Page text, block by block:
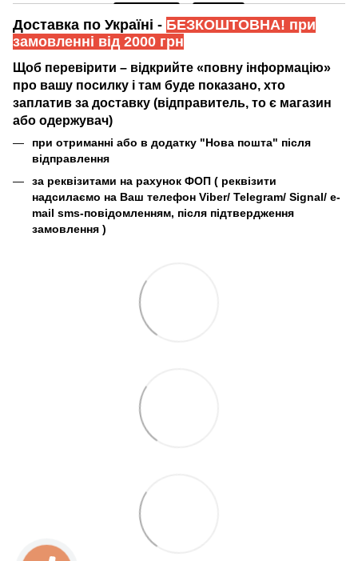
Доставка по Україні - БЕЗКОШТОВНА! при
замовленні від 2000 грн
Щоб перевірити – відкрийте «повну інформацію»
про вашу посилку і там буде показано, хто
заплатив за доставку (відправитель, то є магазин
або одержувач)
при отриманні або в додатку "Нова пошта" після
відправлення
за реквізитами на рахунок ФОП ( реквізити
надсилаємо на Ваш телефон Viber/ Telegram/ Signal/ e-
mail sms-повідомленням, після підтвердження
замовлення )